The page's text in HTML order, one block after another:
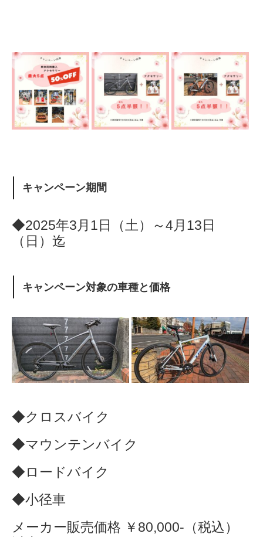
キャンペーン期間
◆2025年3月1日（土）～4月13日
（日）迄
キャンペーン対象の車種と価格
◆クロスバイク
◆マウンテンバイク
◆ロードバイク
◆小径車
メーカー販売価格 ￥80,000-（税込）